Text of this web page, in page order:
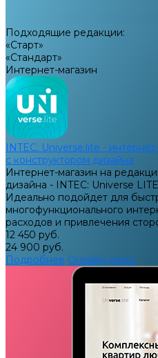
Подходящие редакции:
«Старт»
«Стандарт»
Интернет-магазин
INTEC: Universe.lite -
с конструктором дизайна
Интернет-магазин на
дизайна - INTEC: Universe
Идеально подойдет для
многофункционального
расходов и привлечения
12 450 руб.
24 900 руб.
Подробнее Онлайн-демо